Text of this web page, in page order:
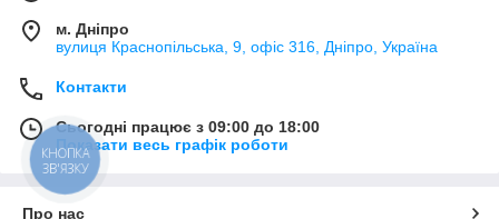
м. Дніпро
вулиця Краснопільська, 9, офіс 316, Дніпро, Україна
Контакти
Сьогодні працює з 09:00 до 18:00
Показати весь графік роботи
Про нас
КНОПКА
ЗВ'ЯЗКУ